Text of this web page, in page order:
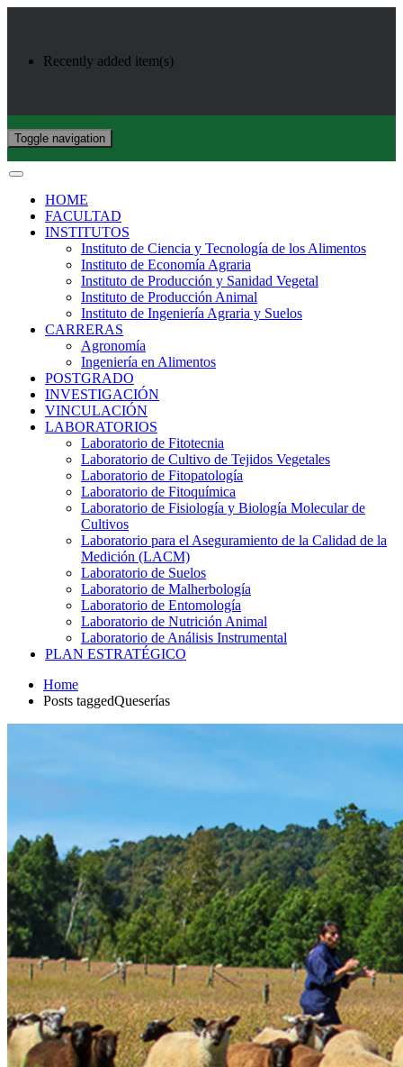
Recently added item(s)
Toggle navigation
HOME
FACULTAD
INSTITUTOS
Instituto de Ciencia y Tecnología de los Alimentos
Instituto de Economía Agraria
Instituto de Producción y Sanidad Vegetal
Instituto de Producción Animal
Instituto de Ingeniería Agraria y Suelos
CARRERAS
Agronomía
Ingeniería en Alimentos
POSTGRADO
INVESTIGACIÓN
VINCULACIÓN
LABORATORIOS
Laboratorio de Fitotecnia
Laboratorio de Cultivo de Tejidos Vegetales
Laboratorio de Fitopatología
Laboratorio de Fitoquímica
Laboratorio de Fisiología y Biología Molecular de
Cultivos
Laboratorio para el Aseguramiento de la Calidad de la
Medición (LACM)
Laboratorio de Suelos
Laboratorio de Malherbología
Laboratorio de Entomología
Laboratorio de Nutrición Animal
Laboratorio de Análisis Instrumental
PLAN ESTRATÉGICO
Home
Posts taggedQueserías